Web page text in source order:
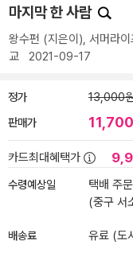
마지막 한 사람
왕수펀 (지은이), 서머라
교 2021-09-17
정가 13,000
판매가 11,700
카드최대혜택가
수령예상일
택배 주
(중구 서
배송료 유료 (도